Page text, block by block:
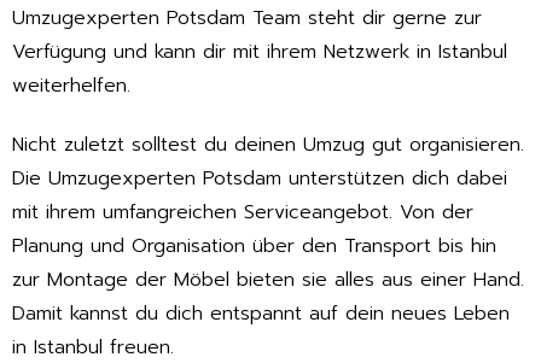
Umzugexperten Potsdam Team steht dir gerne zur
Verfügung und kann dir mit ihrem Netzwerk in Istanbul
weiterhelfen.
Nicht zuletzt solltest du deinen Umzug gut organisieren.
Die Umzugexperten Potsdam unterstützen dich dabei
mit ihrem umfangreichen Serviceangebot. Von der
Planung und Organisation über den Transport bis hin
zur Montage der Möbel bieten sie alles aus einer Hand.
Damit kannst du dich entspannt auf dein neues Leben
in Istanbul freuen.